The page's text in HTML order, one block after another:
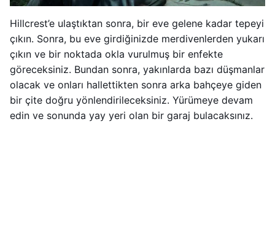
Hillcrest’e ulaştıktan sonra, bir eve gelene kadar tepeyi
çıkın. Sonra, bu eve girdiğinizde merdivenlerden yukarı
çıkın ve bir noktada okla vurulmuş bir enfekte
göreceksiniz. Bundan sonra, yakınlarda bazı düşmanlar
olacak ve onları hallettikten sonra arka bahçeye giden
bir çite doğru yönlendirileceksiniz. Yürümeye devam
edin ve sonunda yay yeri olan bir garaj bulacaksınız.